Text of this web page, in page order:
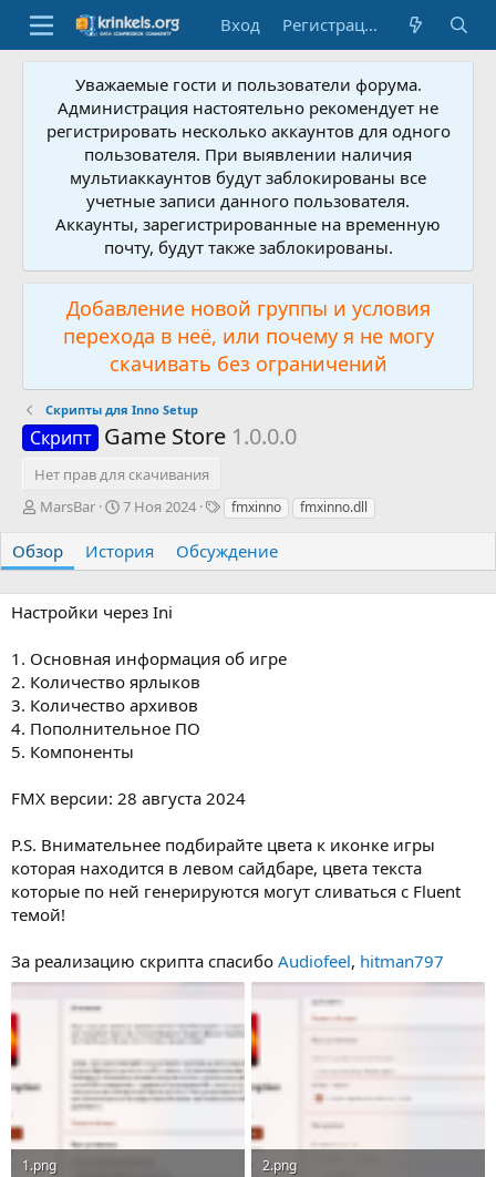
Вход Регистрация
Уважаемые гости и пользователи форума.
Администрация настоятельно рекомендует не
регистрировать несколько аккаунтов для одного
пользователя. При выявлении наличия
мультиаккаунтов будут заблокированы все
учетные записи данного пользователя.
Аккаунты, зарегистрированные на временную
почту, будут также заблокированы.
Добавление новой группы и условия
перехода в неё, или почему я не могу
скачивать без ограничений
Скрипты для Inno Setup
Скрипт Game Store 1.0.0.0
Нет прав для скачивания
А
т
о
MarsBar
Д
т
а
о
з
а
н
и
я
7 Ноя 2024
Т
г
и
fmxinno fmxinno.dll
Обзор История Обсуждение
Настройки через Ini
1. Основная информация об игре
2. Количество ярлыков
3. Количество архивов
4. Пополнительное ПО
5. Компоненты
FMX версии: 28 августа 2024
P.S. Внимательнее подбирайте цвета к иконке игры
которая находится в левом сайдбаре, цвета текста
которые по ней генерируются могут сливаться с Fluent
темой!
За реализацию скрипта спасибо Audiofeel, hitman797
1.png
2.png